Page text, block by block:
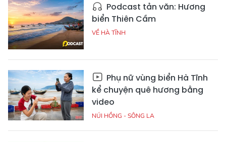
Podcast tản văn: Hương
biển Thiên Cầm
VỀ HÀ TĨNH
Phụ nữ vùng biển Hà Tĩnh
kể chuyện quê hương bằng
video
NÚI HỒNG - SÔNG LA